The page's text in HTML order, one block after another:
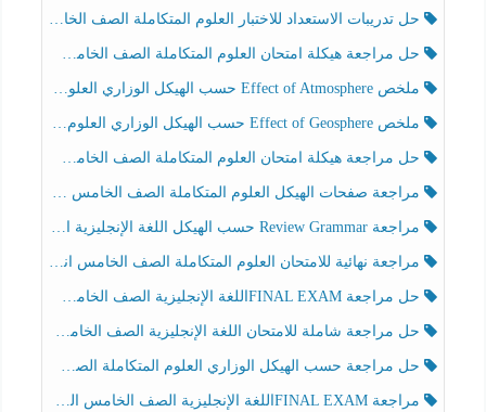
حل تدريبات الاستعداد للاختبار العلوم المتكاملة الصف الخامس عام الفصل الثالث
حل مراجعة هيكلة امتحان العلوم المتكاملة الصف الخامس انسبير الفصل الثالث
ملخص Effect of Atmosphere حسب الهيكل الوزاري العلوم المتكاملة الصف الخامس انسبير الفصل الثالث
ملخص Effect of Geosphere حسب الهيكل الوزاري العلوم المتكاملة الصف الخامس انسبير الفصل الثالث
حل مراجعة هيكلة امتحان العلوم المتكاملة الصف الخامس عام الفصل الثالث
مراجعة صفحات الهيكل العلوم المتكاملة الصف الخامس انسبير الفصل الثالث
مراجعة Review Grammar حسب الهيكل اللغة الإنجليزية الصف الخامس الفصل الثالث
مراجعة نهائية للامتحان العلوم المتكاملة الصف الخامس انسبير الفصل الثالث
حل مراجعة FINAL EXAMاللغة الإنجليزية الصف الخامس الفصل الثالث
حل مراجعة شاملة للامتحان اللغة الإنجليزية الصف الخامس الفصل الثالث
حل مراجعة حسب الهيكل الوزاري العلوم المتكاملة الصف الخامس عام الفصل الثالث
مراجعة FINAL EXAMاللغة الإنجليزية الصف الخامس الفصل الثالث